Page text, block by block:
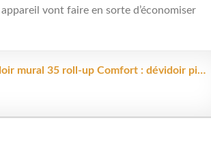
vont faire en sorte d’économiser
Gardena Dévidoir mural 35 roll-up Comfort : dévidoir pivotant, tuyau de...